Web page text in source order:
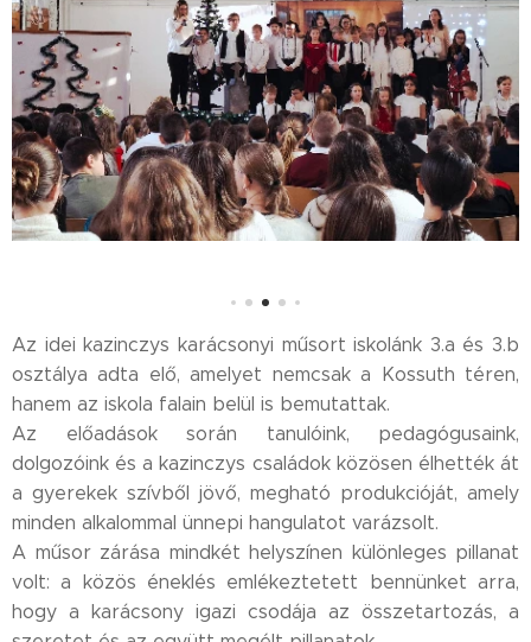
Az idei kazinczys karácsonyi műsort iskolánk 3.a és 3.b
osztálya adta elő, amelyet nemcsak a Kossuth téren,
hanem az iskola falain belül is bemutattak.
Az előadások során tanulóink, pedagógusaink,
dolgozóink és a kazinczys családok közösen élhették át
a gyerekek szívből jövő, megható produkcióját, amely
minden alkalommal ünnepi hangulatot varázsolt.✨
A műsor zárása mindkét helyszínen különleges pillanat
volt: a közös éneklés emlékeztetett bennünket arra,
hogy a karácsony igazi csodája az összetartozás, a